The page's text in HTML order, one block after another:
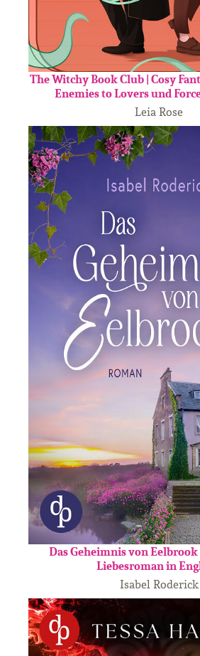
The Witchy Book Club | Cosy
Enemies to Lovers und
Leia Rose
Das Geheimnis von
Liebesroman in
Isabel Roderick